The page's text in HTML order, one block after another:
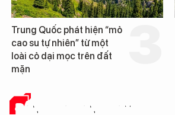
Trung Quốc phát hiện “mỏ
cao su tự nhiên” từ một
loài cỏ dại mọc trên đất
mặn
ĐÁNH GIÁ SẢN PHẨM